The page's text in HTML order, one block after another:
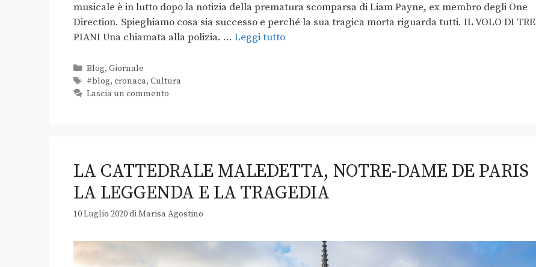
musicale è in lutto dopo la notizia della prematura scomparsa di Liam Payne, ex membro degli One
Direction. Spieghiamo cosa sia successo e perché la sua tragica morta riguarda tutti. IL VOLO DI TRE
PIANI Una chiamata alla polizia. … Leggi tutto
Blog, Giornale
#blog, cronaca, Cultura
Lascia un commento
LA CATTEDRALE MALEDETTA, NOTRE-DAME DE PARIS
LA LEGGENDA E LA TRAGEDIA
10 Luglio 2020diMarisa Agostino